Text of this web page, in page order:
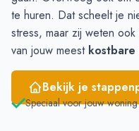
te huren. Dat scheelt je
stress, maar zij weten
van jouw meest
Bekijk je
Speciaal voor jouw woning